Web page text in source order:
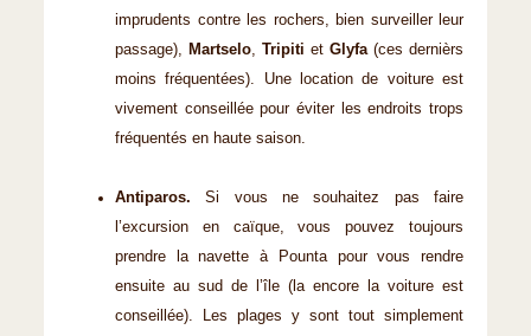
imprudents contre les rochers, bien surveiller leur
passage), Martselo, Tripiti et Glyfa(ces dernièrs
moins fréquentées). Une location de voiture est
vivement conseillée pour éviter les endroits trops
fréquentés en haute saison.
Antiparos.Si vous ne souhaitez pas faire
l’excursion en caïque, vous pouvez toujours
prendre la navette à Pounta pour vous rendre
ensuite au sud de l’île (la encore la voiture est
conseillée). Les plages y sont tout simplement